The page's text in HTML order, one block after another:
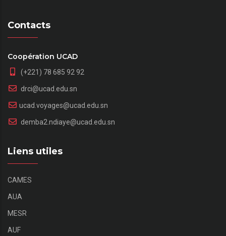
Contacts
Coopération UCAD
(+221) 78 685 92 92
drci@ucad.edu.sn
ucad.voyages@ucad.edu.sn
demba2.ndiaye@ucad.edu.sn
Liens utiles
CAMES
AUA
MESR
AUF